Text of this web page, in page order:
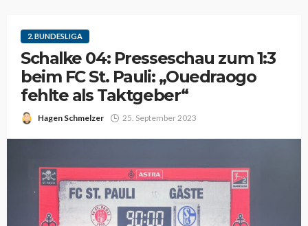
2. BUNDESLIGA
Schalke 04: Presseschau zum 1:3
beim FC St. Pauli: „Ouedraogo
fehlte als Taktgeber“
Hagen Schmelzer 25. September 2023